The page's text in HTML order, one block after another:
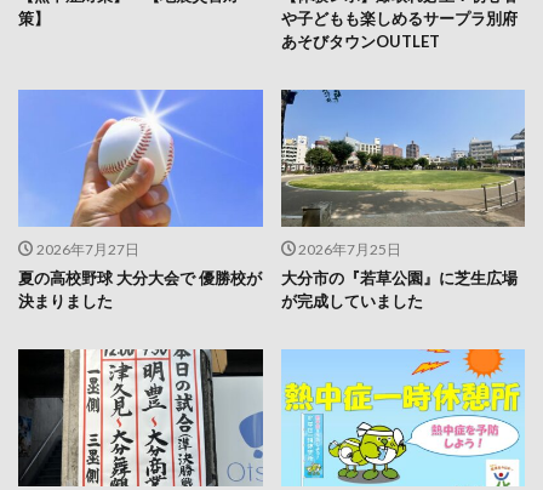
策】
や子どもも楽しめるサープラ別府
あそびタウンOUTLET
2026年7月27日
夏の高校野球 大分大会で 優勝校が
決まりました
2026年7月25日
大分市の『若草公園』に芝生広場
が完成していました